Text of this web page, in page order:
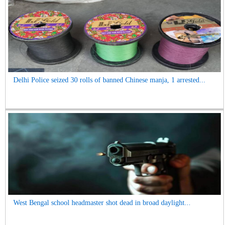
Delhi Police seized 30 rolls of banned Chinese manja, 1 arrested...
West Bengal school headmaster shot dead in broad daylight...